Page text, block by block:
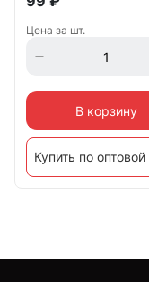
Цена за шт.
В корзину
Купить по